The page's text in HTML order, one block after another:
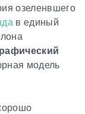
озеленвшего
в единый
модель